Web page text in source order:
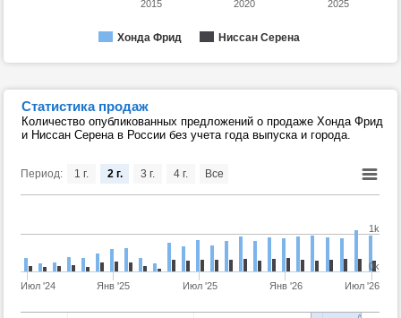
Хонда Фрид Ниссан Серена
2015 2020 2025
Статистика продаж
Количество опубликованных предложений о продаже Хонда Фрид
и Ниссан Серена в России без учета года выпуска и города.
Период:
Июл '24 Янв '25 Июл '25 Янв '26 Июл '26
0k
1k
1 г. 2 г. 3 г. 4 г. Все